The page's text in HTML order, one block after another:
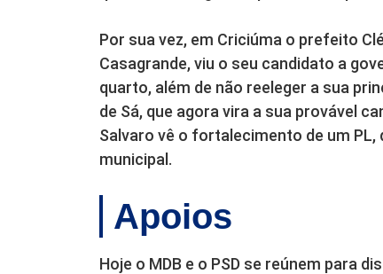
Por sua vez, em Criciúma o prefeito
Casagrande, viu o seu candidato a
quarto, além de não reeleger a sua
de Sá, que agora vira a sua provável
Salvaro vê o fortalecimento de um
municipal.
Apoios
Hoje o MDB e o PSD se reúnem para